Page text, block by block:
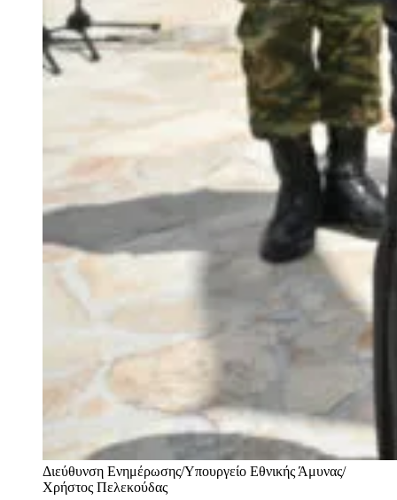
Διεύθυνση Ενημέρωσης/Υπουργείο Εθνικής Άμυνας/
Χρήστος Πελεκούδας